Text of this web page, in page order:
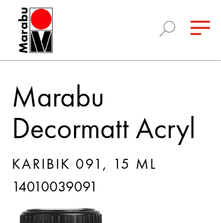
Marabu
Decormatt Acryl
KARIBIK 091, 15 ML
14010039091